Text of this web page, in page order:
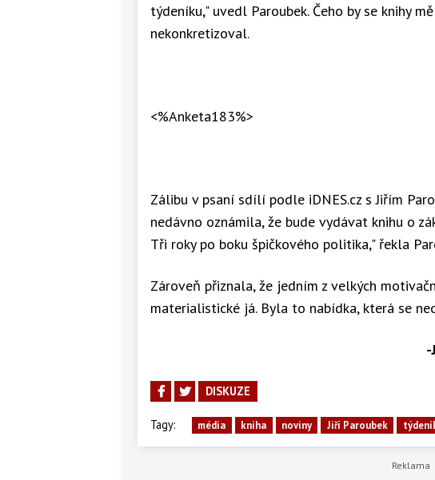
týdeníku," uvedl Paroubek. Čeho by se knihy
nekonkretizoval.
<%Anketa183%>
Zálibu v psaní sdílí podle iDNES.cz s Jiřím
nedávno oznámila, že bude vydávat knihu o
Tři roky po boku špičkového politika," řekla
Zároveň přiznala, že jedním z velkých
materialistické já. Byla to nabídka, která se
-
DISKUZE
Tagy: média kniha noviny Jiří Paroubek